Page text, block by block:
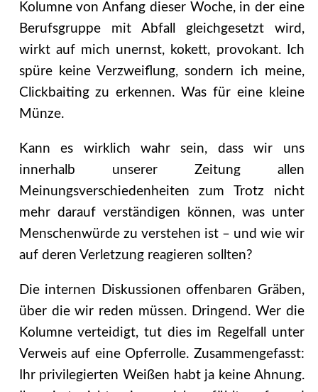
Kolumne von Anfang dieser Woche, in der eine
Berufsgruppe mit Abfall gleichgesetzt wird,
wirkt auf mich unernst, kokett, provokant. Ich
spüre keine Verzweiflung, sondern ich meine,
Clickbaiting zu erkennen. Was für eine kleine
Münze.
Kann es wirklich wahr sein, dass wir uns
innerhalb unserer Zeitung allen
Meinungsverschiedenheiten zum Trotz nicht
mehr darauf verständigen können, was unter
Menschenwürde zu verstehen ist – und wie wir
auf deren Verletzung reagieren sollten?
Die internen Diskussionen offenbaren Gräben,
über die wir reden müssen. Dringend. Wer die
Kolumne verteidigt, tut dies im Regelfall unter
Verweis auf eine Opferrolle. Zusammen­gefasst:
Ihr privilegierten Weißen habt ja keine Ahnung.